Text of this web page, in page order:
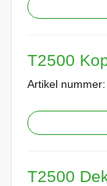
T2500
Artikel nummer:
T2500